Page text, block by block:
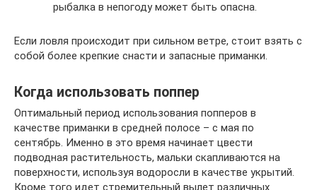
рыбалка в непогоду может быть опасна.
Если ловля происходит при сильном ветре, стоит взять с
собой более крепкие снасти и запасные приманки.
Когда использовать поппер
Оптимальный период использования попперов в
качестве приманки в средней полосе – с мая по
сентябрь. Именно в это время начинает цвести
подводная растительность, мальки скапливаются на
поверхности, используя водоросли в качестве укрытий.
Кроме того идет стремительный вылет различных